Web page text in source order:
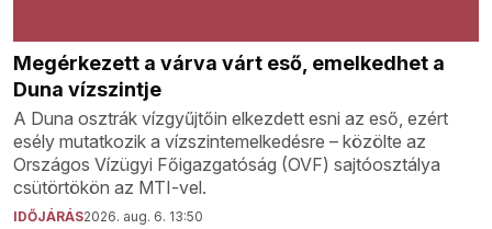
Megérkezett a várva várt eső, emelkedhet a
Duna vízszintje
A Duna osztrák vízgyűjtőin elkezdett esni az eső, ezért
esély mutatkozik a vízszintemelkedésre – közölte az
Országos Vízügyi Főigazgatóság (OVF) sajtóosztálya
csütörtökön az MTI-vel.
IDŐJÁRÁS2026. aug. 6. 13:50